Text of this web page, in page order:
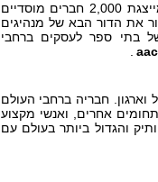
שהוקמה ב-1916, היא האגודה הגדולה בעולם לחינוך עסקי, המייצגת 2,000 חברים מוסדיים
את הדור הבא של מנהיגים
בתי ספר לעסקים ברחבי
וארגון. חבריה ברחבי העולם
אחרים, ואנשי מקצוע
היא איגוד הניהול האקדמי הוותיק והגדול ביותר בעולם עם